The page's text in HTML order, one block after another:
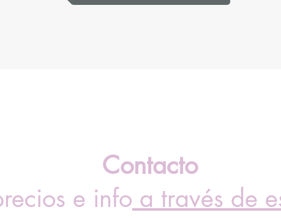
Contacto
e info a través de